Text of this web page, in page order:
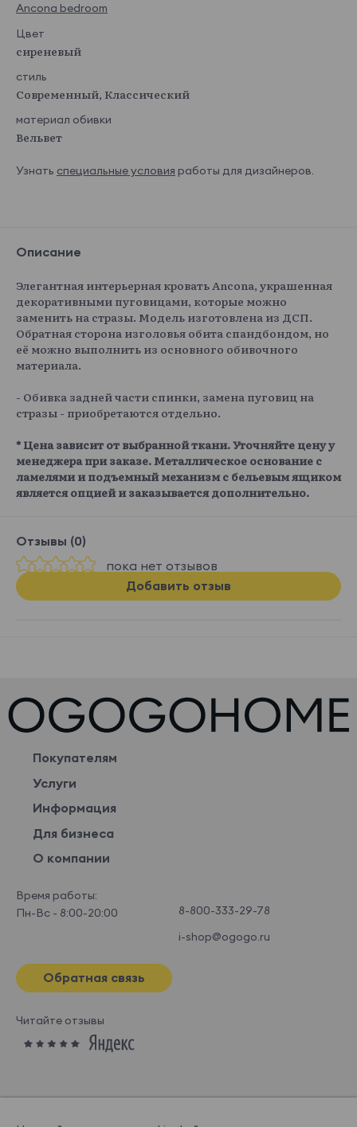
Ancona bedroom
Цвет
сиреневый
стиль
Современный, Классический
материал обивки
Вельвет
Узнать специальные условия работы для дизайнеров.
Описание
Элегантная интерьерная кровать Ancona, украшенная
декоративными пуговицами, которые можно
заменить на стразы. Модель изготовлена из ДСП.
Обратная сторона изголовья обита спандбондом, но
её можно выполнить из основного обивочного
материала.
- Обивка задней части спинки, замена пуговиц на
стразы - приобретаются отдельно.
* Цена зависит от выбранной ткани. Уточняйте цену у
менеджера при заказе. Металлическое основание с
ламелями и подъемный механизм с бельевым ящиком
является опцией и заказывается дополнительно.
Отзывы (0)
пока нет отзывов
Добавить отзыв
Покупателям
Услуги
Информация
Для бизнеса
О компании
Время работы:
Пн-Вс - 8:00-20:00
8-800-333-29-78
i-shop@ogogo.ru
Обратная связь
Читайте отзывы